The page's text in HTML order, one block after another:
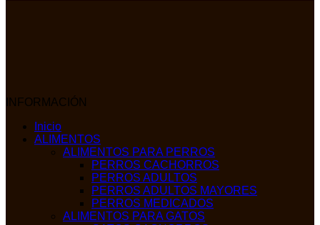
INFORMACIÓN
Inicio
ALIMENTOS
ALIMENTOS PARA PERROS
PERROS CACHORROS
PERROS ADULTOS
PERROS ADULTOS MAYORES
PERROS MEDICADOS
ALIMENTOS PARA GATOS